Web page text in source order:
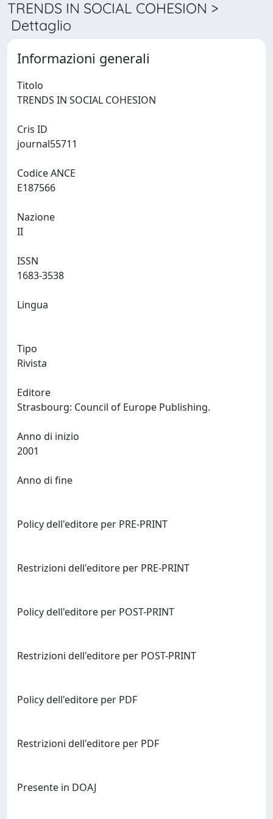
TRENDS IN SOCIAL COHESION >
Dettaglio
Informazioni generali
Titolo
Cris ID
Codice ANCE
Nazione
ISSN
Lingua
Tipo
Rivista
Editore
Anno di inizio
Anno di fine
Policy dell'editore per PRE-PRINT
Restrizioni dell'editore per PRE-PRINT
Policy dell'editore per POST-PRINT
Restrizioni dell'editore per POST-PRINT
Policy dell'editore per PDF
Restrizioni dell'editore per PDF
Presente in DOAJ